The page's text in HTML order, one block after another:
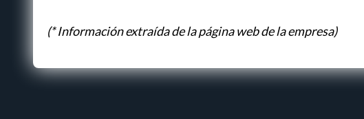
(* Información extraída de la página web de la empresa)